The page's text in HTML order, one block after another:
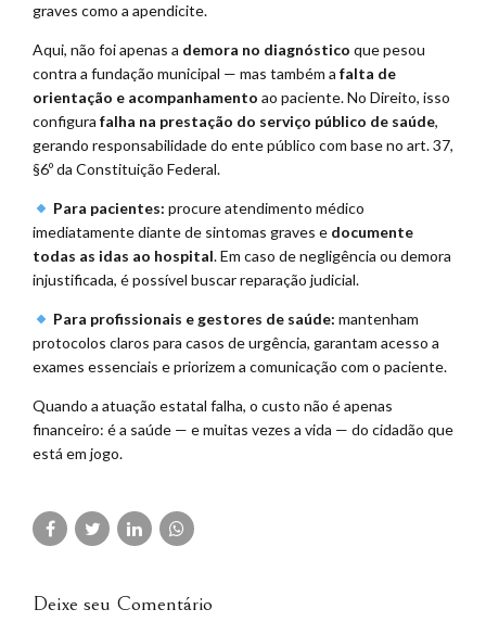
graves como a apendicite.
Aqui, não foi apenas a demora no diagnóstico que pesou
contra a fundação municipal — mas também a falta de
orientação e acompanhamento ao paciente. No Direito, isso
configura falha na prestação do serviço público de saúde,
gerando responsabilidade do ente público com base no art. 37,
§6º da Constituição Federal.
Para pacientes: procure atendimento médico
imediatamente diante de sintomas graves e documente
todas as idas ao hospital. Em caso de negligência ou demora
injustificada, é possível buscar reparação judicial.
Para profissionais e gestores de saúde: mantenham
protocolos claros para casos de urgência, garantam acesso a
exames essenciais e priorizem a comunicação com o paciente.
Quando a atuação estatal falha, o custo não é apenas
financeiro: é a saúde — e muitas vezes a vida — do cidadão que
está em jogo.
Deixe seu Comentário